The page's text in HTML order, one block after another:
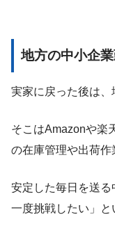
地方の中小企
実家に戻った後は、
そこはAmazonや楽
の在庫管理や出荷作
安定した毎日を送る
一度挑戦したい」と